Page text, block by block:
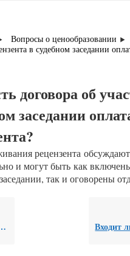
Вопросы о ценообразовании
в судебном заседании
договора об
заседании
рецензента
и могут быть как
так и оговорены